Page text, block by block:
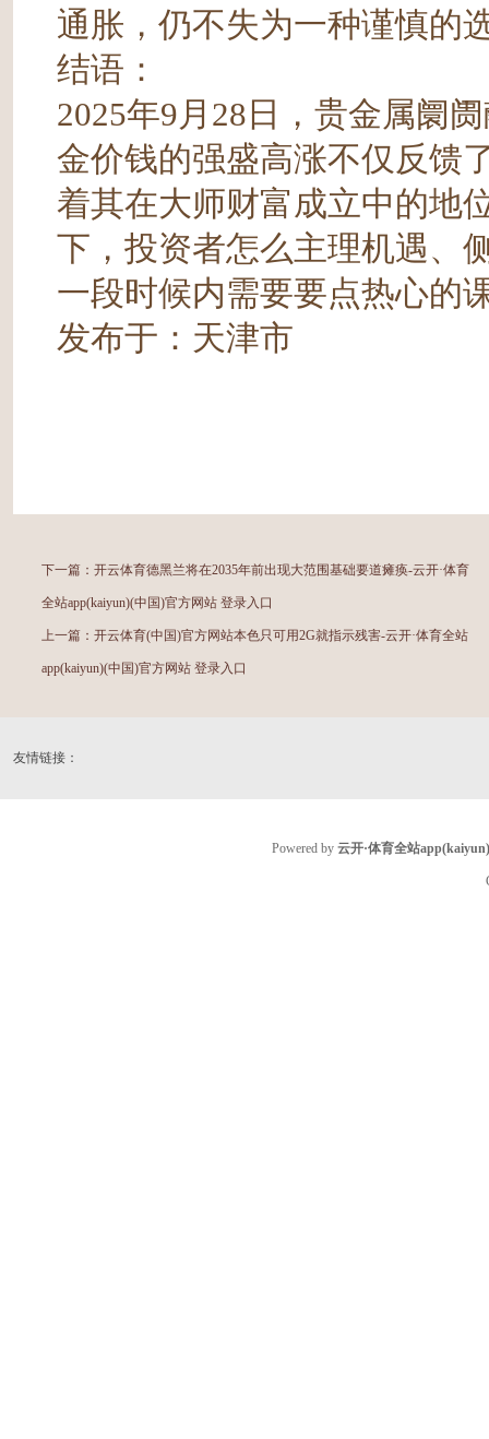
通胀，仍不失为一种谨慎的
结语：
2025年9月28日，贵金属阛
金价钱的强盛高涨不仅反馈
着其在大师财富成立中的地
下，投资者怎么主理机遇、
一段时候内需要要点热心的
发布于：天津市
下一篇： 开云体育德黑兰将在2035年前出现大范围基础要道瘫痪-云开·体育
全站app(kaiyun)(中国)官方网站 登录入口
上一篇： 开云体育(中国)官方网站本色只可用2G就指示残害-云开·体育全站
app(kaiyun)(中国)官方网站 登录入口
友情链接：
Powered by 云开·体育全站